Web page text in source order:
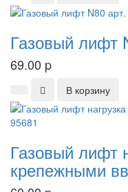
Газовый лифт
69.00 p
В корзину
Газовый лифт
крепежными